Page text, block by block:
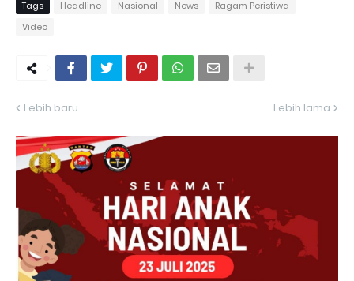
Tags Headline Nasional News
Ragam Peristiwa
Video
Lebih baru Lebih lama